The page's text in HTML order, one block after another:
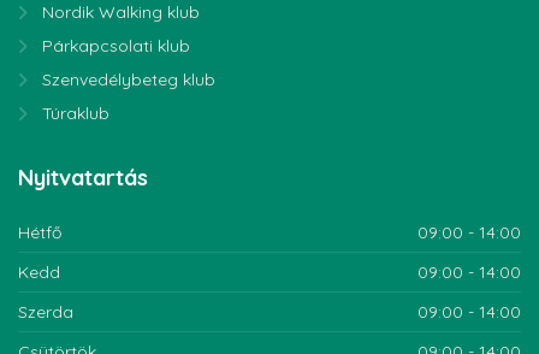
Nordik Walking klub
Párkapcsolati klub
Szenvedélybeteg klub
Túraklub
Nyitvatartás
Hétfő
09:00 - 14:00
Kedd
09:00 - 14:00
Szerda
09:00 - 14:00